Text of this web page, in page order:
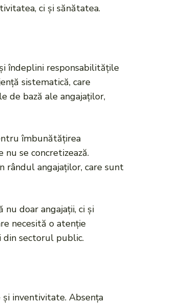
ci și sănătatea.
îndeplini responsabilitățile
sistematică, care
de bază ale angajaților,
îmbunătățirea
se concretizează.
rândul angajaților, care sunt
doar angajații, ci și
necesită o atenție
din sectorul public.
inventivitate. Absența